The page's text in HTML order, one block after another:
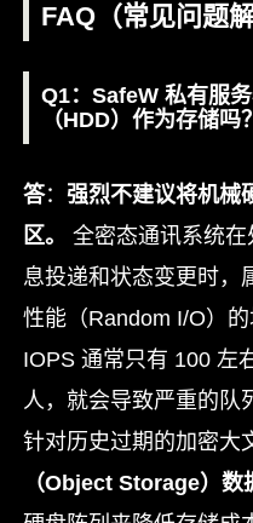
FAQ（常见问题解
Q1：SafeW 私有服
（HDD）作为存储吗？
答： 强烈不建议将机械
区。
全密态通讯系统
息投递和状态变更时，
性能（Random I/O）
IOPS 通常只有 100 左
人，就会导致严重的队
针对历史过期的加密大
（Object Storage）数